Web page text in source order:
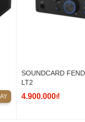
SOUNDCARD
LT2
4.900.000₫